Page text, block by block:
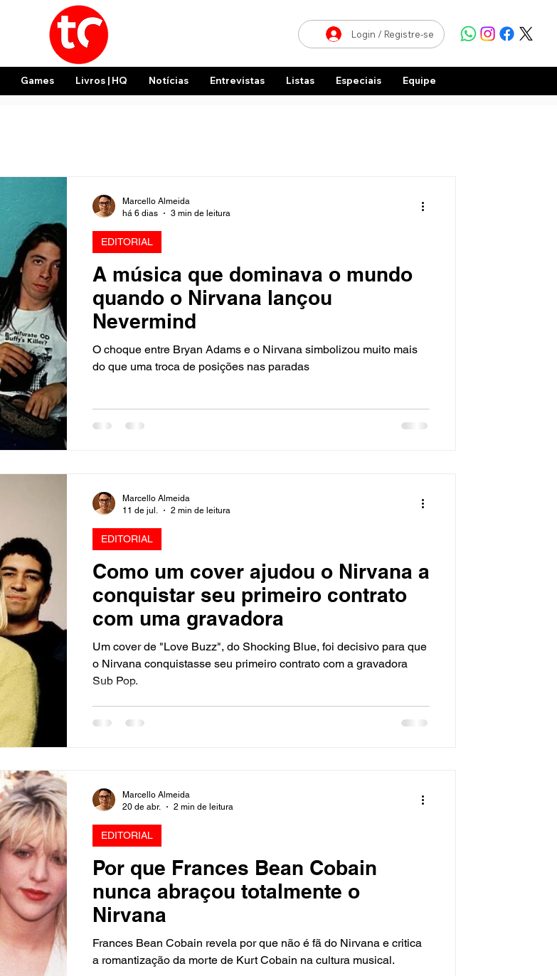
Login / Registre-se
Games Livros | HQ Notícias Entrevistas Listas Especiais Equipe
A música que dominava o mundo
quando o Nirvana lançou
Nevermind
O choque entre Bryan Adams e o Nirvana simbolizou muito mais
do que uma troca de posições nas paradas
EDITORIAL
Marcello Almeida
há 6 dias
3 min de leitura
Como um cover ajudou o Nirvana a
conquistar seu primeiro contrato
com uma gravadora
Um cover de "Love Buzz", do Shocking Blue, foi decisivo para que
o Nirvana conquistasse seu primeiro contrato com a gravadora
Sub Pop.
EDITORIAL
Marcello Almeida
11 de jul.
2 min de leitura
Por que Frances Bean Cobain
nunca abraçou totalmente o
Nirvana
Frances Bean Cobain revela por que não é fã do Nirvana e critica
a romantização da morte de Kurt Cobain na cultura musical.
EDITORIAL
Marcello Almeida
20 de abr.
2 min de leitura